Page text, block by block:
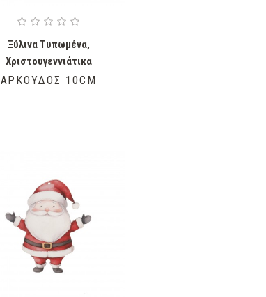
Ξύλινα Τυπωμένα,
Χριστουγεννιάτικα
ΑΡΚΟΎΔΟΣ 10CM